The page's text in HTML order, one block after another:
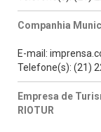
Companhia
E-mail:
Telefone(s): (21)
Empresa de
RIOTUR